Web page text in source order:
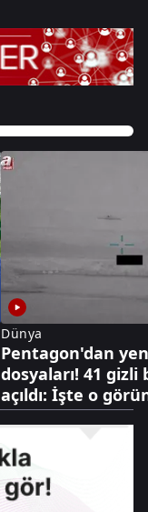
Dünya
Pentagon'dan
dosyaları! 41 gizli
açıldı: İşte o